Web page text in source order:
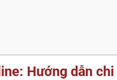
Hướng dẫn